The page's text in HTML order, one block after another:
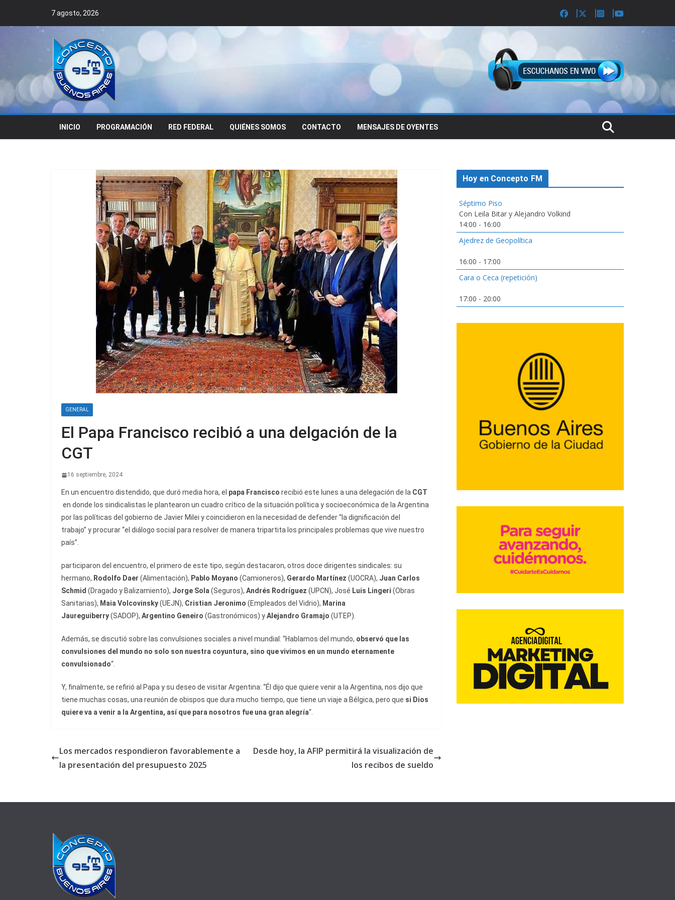
7 agosto, 2026
INICIO PROGRAMACIÓN RED FEDERAL QUIÉNES SOMOS CONTACTO MENSAJES DE OYENTES
GENERAL
El Papa Francisco recibió a una delgación de la
CGT
16 septiembre, 2024
En un encuentro distendido, que duró media hora, el papa Francisco recibió este lunes a una delegación de la CGT
en donde los sindicalistas le plantearon un cuadro crítico de la situación política y socioeconómica de la Argentina
por las políticas del gobierno de Javier Milei y coincidieron en la necesidad de defender “la dignificación del
trabajo” y procurar “el diálogo social para resolver de manera tripartita los principales problemas que vive nuestro
país”.
participaron del encuentro, el primero de este tipo, según destacaron, otros doce dirigentes sindicales: su
hermano, Rodolfo Daer (Alimentación), Pablo Moyano (Camioneros), Gerardo Martínez (UOCRA), Juan Carlos
Schmid (Dragado y Balizamiento), Jorge Sola (Seguros), Andrés Rodríguez (UPCN), José Luis Lingeri (Obras
Sanitarias), Maia Volcovinsky(UEJN), Cristian Jeronimo (Empleados del Vidrio), Marina
Jaureguiberry(SADOP), Argentino Geneiro (Gastronómicos) yAlejandro Gramajo (UTEP).
Además, se discutió sobre las convulsiones sociales a nivel mundial: “Hablamos del mundo, observó que las
convulsiones del mundo no solo son nuestra coyuntura, sino que vivimos en un mundo eternamente
convulsionado“.
Y, finalmente, se refirió al Papa y su deseo de visitar Argentina: “Él dijo que quiere venir a la Argentina, nos dijo que
tiene muchas cosas, una reunión de obispos que dura mucho tiempo, que tiene un viaje a Bélgica, pero que si Dios
quiere va a venir a la Argentina, así que para nosotros fue una gran alegría“.
Los mercados respondieron favorablemente a
la presentación del presupuesto 2025
Desde hoy, la AFIP permitirá la visualización de
los recibos de sueldo
Hoy en Concepto FM
Séptimo Piso
Con Leila Bitar y Alejandro Volkind
14:00 - 16:00
Ajedrez de Geopolítica
16:00 - 17:00
Cara o Ceca (repetición)
17:00 - 20:00